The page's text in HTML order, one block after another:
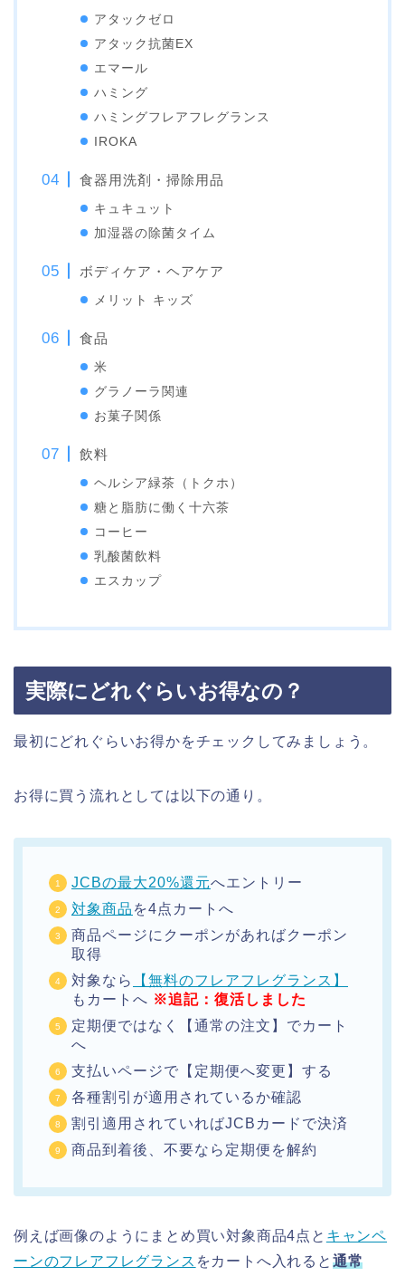
アタックゼロ
アタック抗菌EX
エマール
ハミング
ハミングフレアフレグランス
IROKA
食器用洗剤・掃除用品
キュキュット
加湿器の除菌タイム
ボディケア・ヘアケア
メリット キッズ
食品
米
グラノーラ関連
お菓子関係
飲料
ヘルシア緑茶（トクホ）
糖と脂肪に働く十六茶
コーヒー
乳酸菌飲料
エスカップ
実際にどれぐらいお得なの？
最初にどれぐらいお得かをチェックしてみましょう。
お得に買う流れとしては以下の通り。
JCBの最大20%還元へエントリー
対象商品 を4点カートへ
商品ページにクーポンがあればクーポン
取得
対象なら
【無料のフレアフレグランス】
もカートへ ※追記：復活しました
定期便ではなく【通常の注文】でカート
へ
支払いページで【定期便へ変更】する
各種割引が適用されているか確認
割引適用されていればJCBカードで決済
商品到着後、不要なら定期便を解約
例えば画像のようにまとめ買い対象商品4点と キャンペ
ーンのフレアフレグランス をカートへ入れると 通常